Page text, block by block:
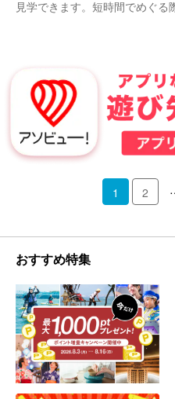
見学できます。短時間でめぐる
1 2
おすすめ特集